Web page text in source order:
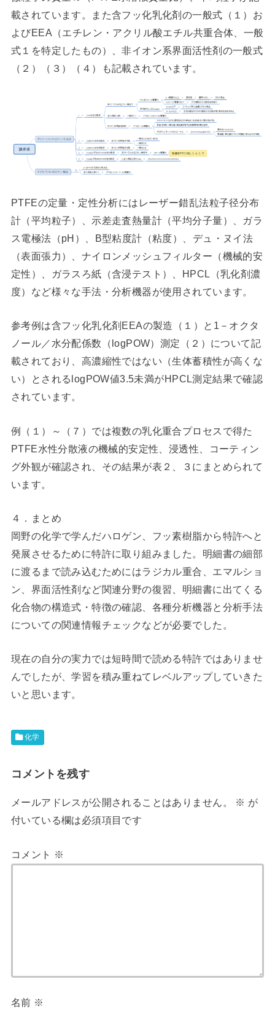
載されています。また含フッ化乳化剤の一般式（１）お
よびEEA（エチレン・アクリル酸エチル共重合体、一般
式１を特定したもの）、非イオン系界面活性剤の一般式
（２）（３）（４）も記載されています。
PTFEの定量・定性分析にはレーザー錯乱法粒子径分布
計（平均粒子）、示差走査熱量計（平均分子量）、ガラ
ス電極法（pH）、B型粘度計（粘度）、デュ・ヌイ法
（表面張力）、ナイロンメッシュフィルター（機械的安
定性）、ガラスろ紙（含浸テスト）、HPCL（乳化剤濃
度）など様々な手法・分析機器が使用されています。
参考例は含フッ化乳化剤EEAの製造（１）と1－オクタ
ノール／水分配係数（logPOW）測定（２）について記
載されており、高濃縮性ではない（生体蓄積性が高くな
い）とされるlogPOW値3.5未満がHPCL測定結果で確認
されています。
例（１）～（７）では複数の乳化重合プロセスで得た
PTFE水性分散液の機械的安定性、浸透性、コーティン
グ外観が確認され、その結果が表２、３にまとめられて
います。
４．まとめ
岡野の化学で学んだハロゲン、フッ素樹脂から特許へと
発展させるために特許に取り組みました。明細書の細部
に渡るまで読み込むためにはラジカル重合、エマルショ
ン、界面活性剤など関連分野の復習、明細書に出てくる
化合物の構造式・特徴の確認、各種分析機器と分析手法
についての関連情報チェックなどが必要でした。
現在の自分の実力では短時間で読める特許ではありませ
んでしたが、学習を積み重ねてレベルアップしていきた
いと思います。
化学
コメントを残す
メールアドレスが公開されることはありません。 ※ が
付いている欄は必須項目です
コメント ※
名前 ※